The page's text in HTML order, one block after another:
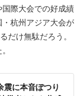
際大会での好成績
杭州アジア大会が
だけ無駄だろう。
震に本音ぽつり